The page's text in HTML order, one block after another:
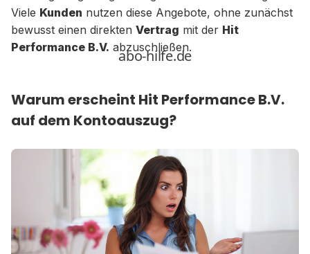
Viele Kunden nutzen diese Angebote, ohne zunächst
bewusst einen direkten Vertrag mit der Hit
Performance B.V. abzuschließen.
Warum erscheint Hit Performance B.V.
auf dem Kontoauszug?